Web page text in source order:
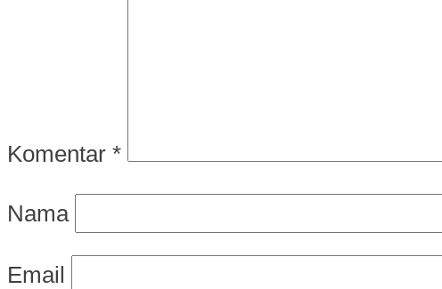
Komentar *
Nama
Email